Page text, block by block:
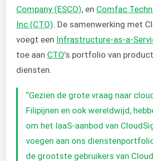
Company (ESCO), en Comfac
Inc (CTO). De samenwerking met
voegt een Infrastructure-as-a-
toe aan CTO’s portfolio van
diensten.
“Gezien de grote vraag naar
Filipijnen en ook wereldwijd,
om het IaaS-aanbod van
voegen aan ons
de grootste gebruikers van